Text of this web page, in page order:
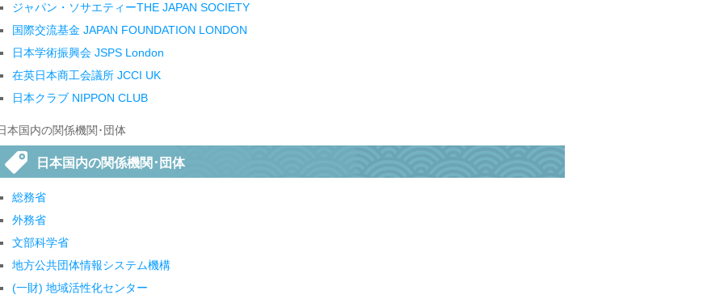
ジャパン・ソサエティーTHE JAPAN SOCIETY
国際交流基金 JAPAN FOUNDATION LONDON
日本学術振興会 JSPS London
在英日本商工会議所 JCCI UK
日本クラブ NIPPON CLUB
本国内の関係機関･団体
日本国内の関係機関･団体
総務省
外務省
文部科学省
地方公共団体情報システム機構
(一財) 地域活性化センター